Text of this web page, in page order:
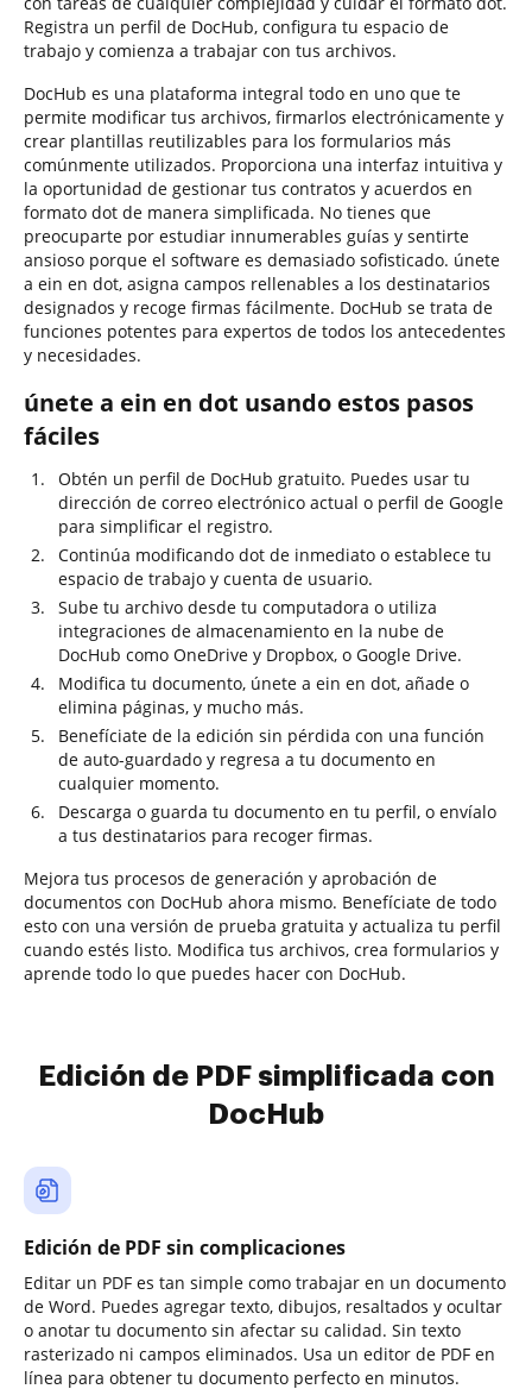
Registra un perfil de DocHub, configura tu espacio de
trabajo y comienza a trabajar con tus archivos.
DocHub es una plataforma integral todo en uno que te
permite modificar tus archivos, firmarlos electrónicamente y
crear plantillas reutilizables para los formularios más
comúnmente utilizados. Proporciona una interfaz intuitiva y
la oportunidad de gestionar tus contratos y acuerdos en
formato dot de manera simplificada. No tienes que
preocuparte por estudiar innumerables guías y sentirte
ansioso porque el software es demasiado sofisticado. únete
a ein en dot, asigna campos rellenables a los destinatarios
designados y recoge firmas fácilmente. DocHub se trata de
funciones potentes para expertos de todos los antecedentes
y necesidades.
únete a ein en dot usando estos pasos
fáciles
Obtén un perfil de DocHub gratuito. Puedes usar tu
dirección de correo electrónico actual o perfil de Google
para simplificar el registro.
Continúa modificando dot de inmediato o establece tu
espacio de trabajo y cuenta de usuario.
Sube tu archivo desde tu computadora o utiliza
integraciones de almacenamiento en la nube de
DocHub como OneDrive y Dropbox, o Google Drive.
Modifica tu documento, únete a ein en dot, añade o
elimina páginas, y mucho más.
Benefíciate de la edición sin pérdida con una función
de auto-guardado y regresa a tu documento en
cualquier momento.
Descarga o guarda tu documento en tu perfil, o envíalo
a tus destinatarios para recoger firmas.
Mejora tus procesos de generación y aprobación de
documentos con DocHub ahora mismo. Benefíciate de todo
esto con una versión de prueba gratuita y actualiza tu perfil
cuando estés listo. Modifica tus archivos, crea formularios y
aprende todo lo que puedes hacer con DocHub.
Edición de PDF simplificada con
DocHub
Edición de PDF sin complicaciones
Editar un PDF es tan simple como trabajar en un documento
de Word. Puedes agregar texto, dibujos, resaltados y ocultar
o anotar tu documento sin afectar su calidad. Sin texto
rasterizado ni campos eliminados. Usa un editor de PDF en
línea para obtener tu documento perfecto en minutos.